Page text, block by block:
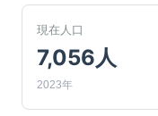
現在人口
7,056人
2023年